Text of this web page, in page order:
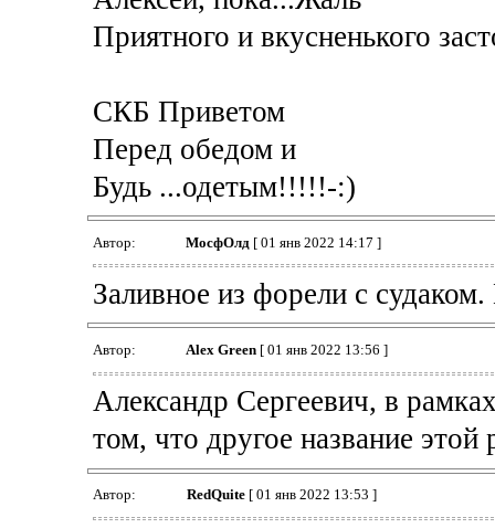
Приятного и вкусненького
СКБ Приветом
Перед обедом и
Будь ...одетым!!!!!-:)
Автор: МосфОлд[ 01 янв 2022 14:17 ]
Заливное из форели с
Автор: Alex Green[ 01 янв 2022 13:56 ]
Александр Сергеевич, в
том, что другое название
Автор: RedQuite[ 01 янв 2022 13:53 ]